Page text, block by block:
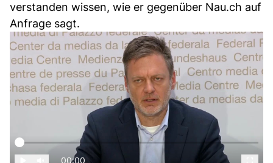
verstanden wissen, wie er gegenüber Nau.ch auf
Anfrage sagt.
00:00